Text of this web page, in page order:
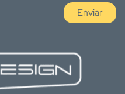
Enviar